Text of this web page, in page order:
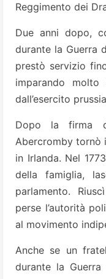
Reggimento dei
Due anni dopo,
durante la Guerra
prestò servizio
imparando
dall’esercito
Dopo la firma
Abercromby tornò
in Irlanda. Nel
della famiglia,
parlamento.
perse l’autorità
al movimento
Anche se un
durante la Guerra